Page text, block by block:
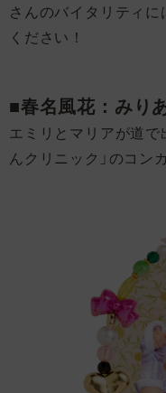
さんのバイタリティ
ください！
■春名風花：みり
エミリとマリアが道で
んクリニック」のコン